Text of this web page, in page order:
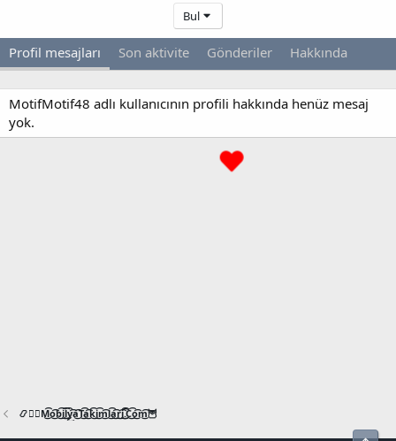
Bul
Profil mesajları Son aktivite Gönderiler Hakkında
MotifMotif48 adlı kullanıcının profili hakkında henüz mesaj
yok.
📿🧙‍♂️M͜͡o͜͡b͜͡i͜͡l͜͡y͜͡a͜͡T͜͡a͜͡k͜͡i͜͡m͜͡l͜͡a͜͡r͜͡i͜͡.͜͡C͜͡o͜͡m͜͡🦉